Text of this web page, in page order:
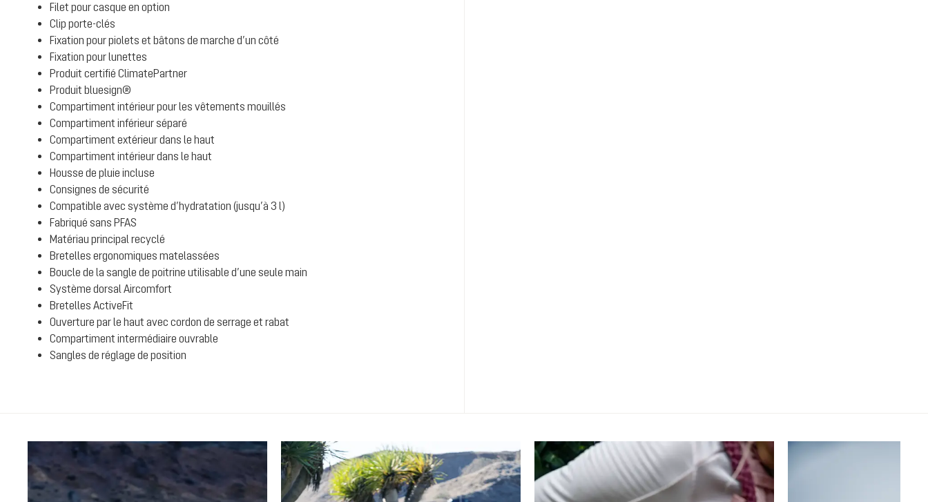
Filet pour casque en option
Clip porte-clés
Fixation pour piolets et bâtons de marche d’un côté
Fixation pour lunettes
Produit certifié ClimatePartner
Produit bluesign®
Compartiment intérieur pour les vêtements mouillés
Compartiment inférieur séparé
Compartiment extérieur dans le haut
Compartiment intérieur dans le haut
Housse de pluie incluse
Consignes de sécurité
Compatible avec système d’hydratation (jusqu’à 3 l)
Fabriqué sans PFAS
Matériau principal recyclé
Bretelles ergonomiques matelassées
Boucle de la sangle de poitrine utilisable d’une seule main
Système dorsal Aircomfort
Bretelles ActiveFit
Ouverture par le haut avec cordon de serrage et rabat
Compartiment intermédiaire ouvrable
Sangles de réglage de position
Ignorer la galerie de produits